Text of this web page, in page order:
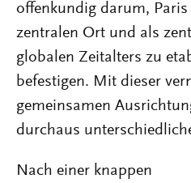
offenkundig darum,
zentralen Ort und als
globalen Zeitalters zu
befestigen. Mit dieser
gemeinsamen
durchaus
Nach einer knappen